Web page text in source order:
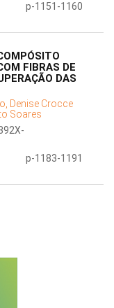
p-1151-1160
FIBRAS DE
DAS
Denise Crocce
Soares
p-1183-1191